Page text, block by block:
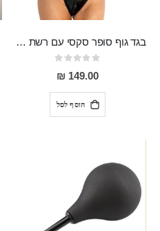
בגד גוף סופר סקסי עם רשת שקופה בחזה ושרשרות מלמעלה וריצרץ מלמטה Pan במפשעה
Rating:
0%
149.00 ₪
הוסף לסל